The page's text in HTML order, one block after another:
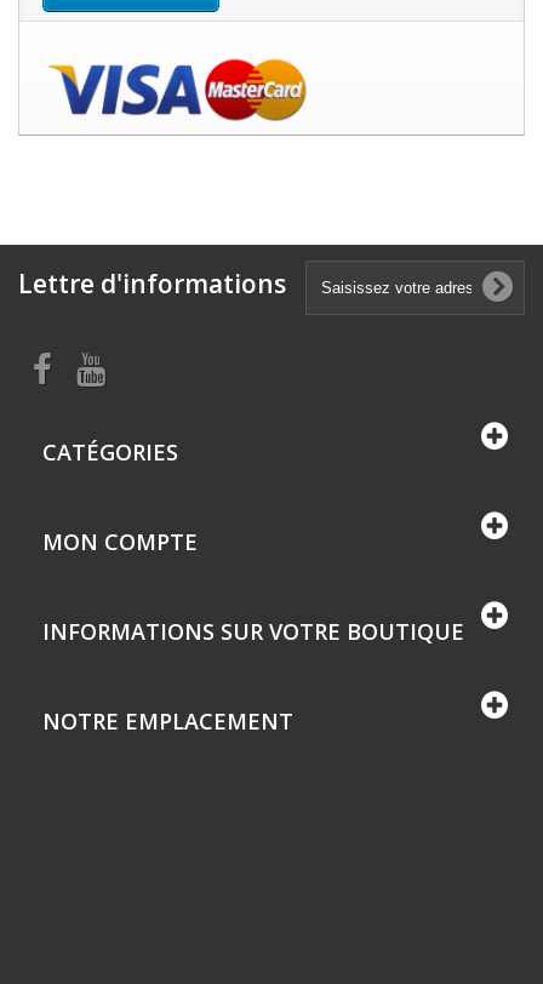
Lettre d'informations
CATÉGORIES
MON COMPTE
INFORMATIONS SUR VOTRE BOUTIQUE
NOTRE EMPLACEMENT